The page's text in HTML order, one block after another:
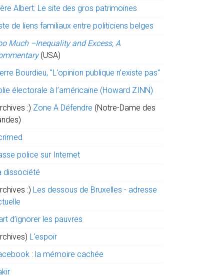
Albert: Le site des gros patrimoines
de liens familiaux entre politiciens belges
Much –Inequality and Excess, A
(USA)
Bourdieu, "L'opinion publique n'existe pas"
électorale à l’américaine (Howard ZINN)
:) Zone A Défendre (Notre-Dame des
police sur Internet
dissociété
:) Les dessous de Bruxelles - adresse
d’ignorer les pauvres
L'espoir
: la mémoire cachée